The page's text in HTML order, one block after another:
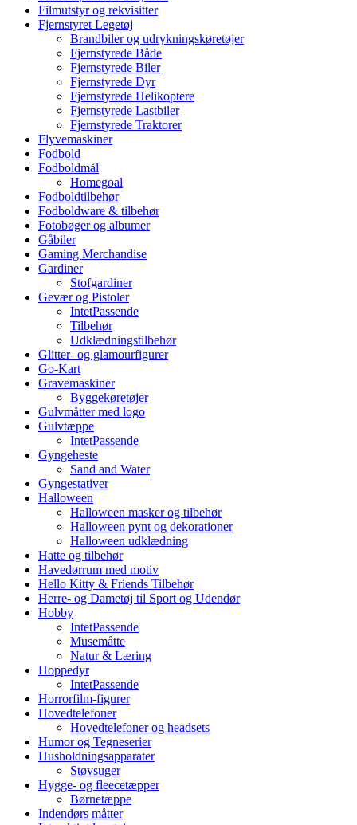
Filmutstyr og rekvisitter
Fjernstyret Legetøj
Brandbiler og udrykningskøretøjer
Fjernstyrede Både
Fjernstyrede Biler
Fjernstyrede Dyr
Fjernstyrede Helikoptere
Fjernstyrede Lastbiler
Fjernstyrede Traktorer
Flyvemaskiner
Fodbold
Fodboldmål
Homegoal
Fodboldtilbehør
Fodboldware & tilbehør
Fotobøger og albumer
Gåbiler
Gaming Merchandise
Gardiner
Stofgardiner
Gevær og Pistoler
IntetPassende
Tilbehør
Udklædningstilbehør
Glitter- og glamourfigurer
Go-Kart
Gravemaskiner
Byggekøretøjer
Gulvmåtter med logo
Gulvtæppe
IntetPassende
Gyngeheste
Sand and Water
Gyngestativer
Halloween
Halloween masker og tilbehør
Halloween pynt og dekorationer
Halloween udklædning
Hatte og tilbehør
Havedørrum med motiv
Hello Kitty & Friends Tilbehør
Herre- og Dametøj til Sport og Udendør
Hobby
IntetPassende
Musemåtte
Natur & Læring
Hoppedyr
IntetPassende
Horrorfilm-figurer
Hovedtelefoner
Hovedtelefoner og headsets
Humor og Tegneserier
Husholdningsapparater
Støvsuger
Hygge- og fleecetæpper
Børnetæppe
Indendørs måtter